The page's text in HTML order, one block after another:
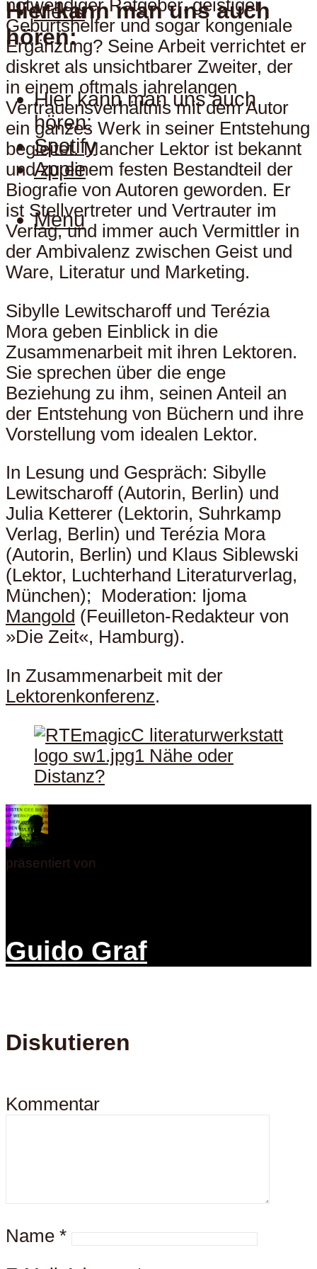
Menu
Hier kann man uns auch
hören:
Hier kann man uns auch
hören:
Spotify
Apple
Menu
notwendiger Ratgeber, geistiger
Geburtshelfer und sogar kongeniale
Ergänzung? Seine Arbeit verrichtet er
diskret als unsichtbarer Zweiter, der
in einem oftmals jahrelangen
Vertrauensverhältnis mit dem Autor
ein ganzes Werk in seiner Entstehung
begleitet. Mancher Lektor ist bekannt
und zu einem festen Bestandteil der
Biografie von Autoren geworden. Er
ist Stellvertreter und Vertrauter im
Verlag, und immer auch Vermittler in
der Ambivalenz zwischen Geist und
Ware, Literatur und Marketing.
Sibylle Lewitscharoff und Terézia
Mora geben Einblick in die
Zusammenarbeit mit ihren Lektoren.
Sie sprechen über die enge
Beziehung zu ihm, seinen Anteil an
der Entstehung von Büchern und ihre
Vorstellung vom idealen Lektor.
In Lesung und Gespräch: Sibylle
Lewitscharoff (Autorin, Berlin) und
Julia Ketterer (Lektorin, Suhrkamp
Verlag, Berlin) und Terézia Mora
(Autorin, Berlin) und Klaus Siblewski
(Lektor, Luchterhand Literaturverlag,
München); Moderation: Ijoma
Mangold (Feuilleton-Redakteur von
»Die Zeit«, Hamburg).
In Zusammenarbeit mit der
Lektorenkonferenz.
präsentiert von
Guido Graf
Diskutieren
Kommentar
Name *